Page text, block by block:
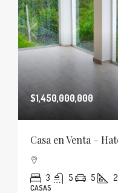
$1,450,000,000
Casa en Venta –
3 5 5
CASAS